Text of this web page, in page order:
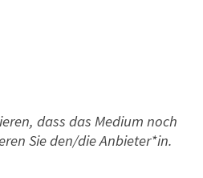
dass das Medium noch
Sie den/die Anbieter*in.